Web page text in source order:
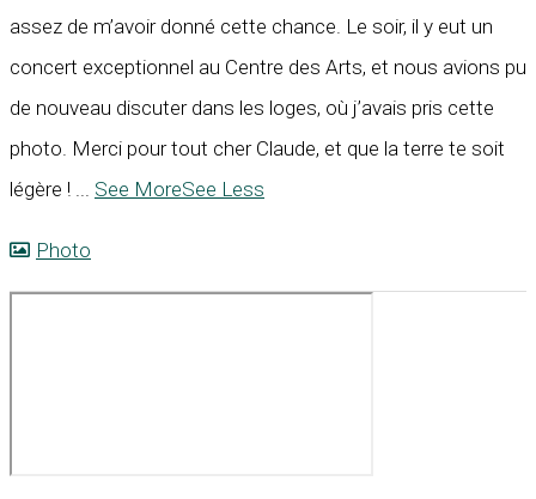
assez de m’avoir donné cette chance. Le soir, il y eut un
concert exceptionnel au Centre des Arts, et nous avions pu
de nouveau discuter dans les loges, où j’avais pris cette
photo. Merci pour tout cher Claude, et que la terre te soit
légère ! ... See MoreSee Less
Photo